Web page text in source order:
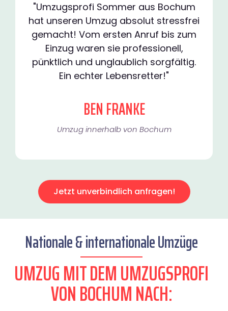
"Umzugsprofi Sommer aus Bochum
hat unseren Umzug absolut stressfrei
gemacht! Vom ersten Anruf bis zum
Einzug waren sie professionell,
pünktlich und unglaublich sorgfältig.
Ein echter Lebensretter!"
BEN FRANKE
Umzug innerhalb von Bochum​
Jetzt unverbindlich anfragen!
Nationale & internationale Umzüge
UMZUG MIT DEM UMZUGSPROFI
VON BOCHUM NACH: